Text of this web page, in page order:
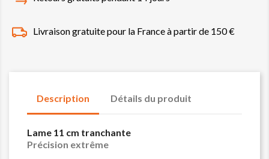
Livraison gratuite pour la France à partir de 150 €
Description Détails du produit
Lame 11 cm tranchante
Précision extrême